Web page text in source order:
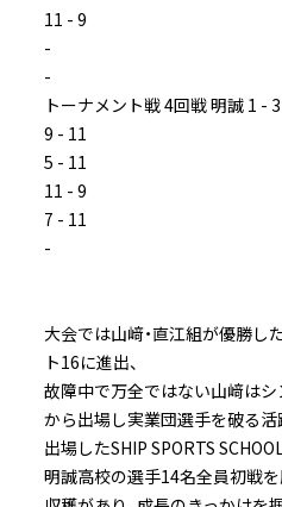
11 - 9
-
-
トーナメント戦 4回戦 明誠 1 -
9 - 11
5 - 11
11 - 9
7 - 11
-
大会では山﨑・直江組が優勝し
ト16に進出、
故障中で万全ではない山﨑は
から出場し実業団選手を破る活
出場したSHIP SPORTS
明誠高校の選手14名全員初戦